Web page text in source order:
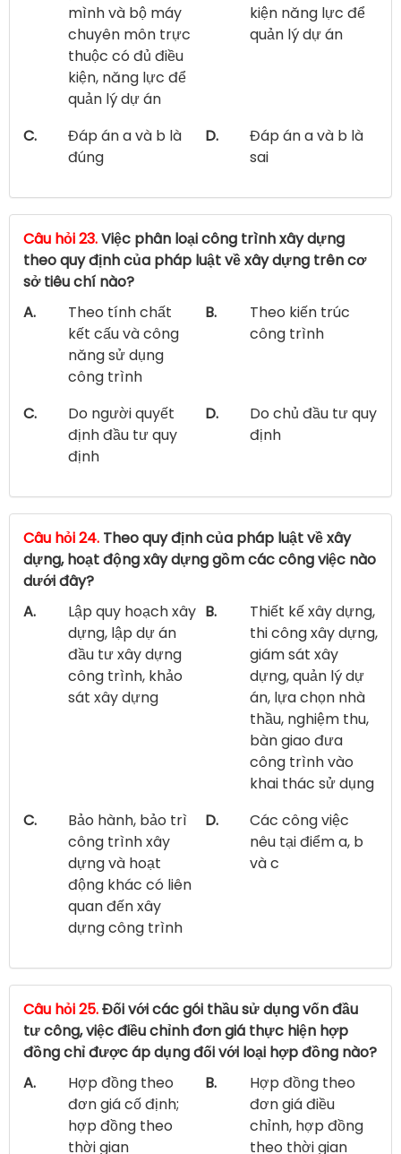
mình và bộ máy
chuyên môn trực
thuộc có đủ điều
kiện, năng lực để
quản lý dự án
kiện năng lực để
quản lý dự án
C.
Đáp án a và b là
đúng
D.
Đáp án a và b là
sai
Câu hỏi 23.Việc phân loại công trình xây dựng
theo quy định của pháp luật về xây dựng trên cơ
sở tiêu chí nào?
A.
Theo tính chất
kết cấu và công
năng sử dụng
công trình
B.
Theo kiến trúc
công trình
C.
Do người quyết
định đầu tư quy
định
D.
Do chủ đầu tư quy
định
Câu hỏi 24. Theo quy định của pháp luật về xây
dựng, hoạt động xây dựng gồm các công việc nào
dưới đây?
A.
Lập quy hoạch xây
dựng, lập dự án
đầu tư xây dựng
công trình, khảo
sát xây dựng
B.
Thiết kế xây dựng,
thi công xây dựng,
giám sát xây
dựng, quản lý dự
án, lựa chọn nhà
thầu, nghiệm thu,
bàn giao đưa
công trình vào
khai thác sử dụng
C.
Bảo hành, bảo trì
công trình xây
dựng và hoạt
động khác có liên
quan đến xây
dựng công trình
D.
Các công việc
nêu tại điểm a, b
và c
Câu hỏi 25.Đối với các gói thầu sử dụng vốn đầu
tư công, việc điều chỉnh đơn giá thực hiện hợp
đồng chỉ được áp dụng đối với loại hợp đồng nào?
A.
Hợp đồng theo
đơn giá cố định;
hợp đồng theo
thời gian
B.
Hợp đồng theo
đơn giá điều
chỉnh, hợp đồng
theo thời gian